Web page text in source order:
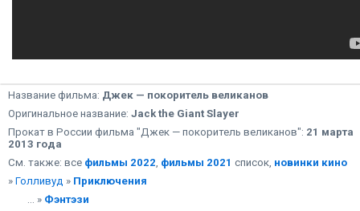
Название фильма: Джек — покоритель великанов
Оригинальное название: Jack the Giant Slayer
Прокат в России фильма "Джек — покоритель великанов": 21 марта
2013 года
См. также: все фильмы 2022, фильмы 2021 список, новинки кино
» Голливуд » Приключения
... » Фэнтэзи